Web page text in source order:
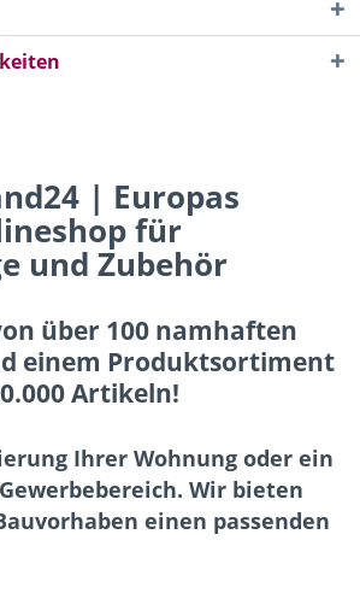
| Europas
für
und Zubehör
über 100 namhaften
einem Produktsortiment
Artikeln!
Ihrer Wohnung oder ein
Wir bieten
einen passenden